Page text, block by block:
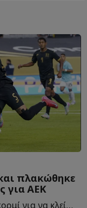
πλακώθηκε
για ΑΕΚ
Χρησιμοποιεί το μεγάλο του κορμί για να κλείσει χώρους, ν...